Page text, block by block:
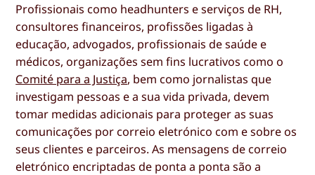
Profissionais como headhunters e serviços de RH,
consultores financeiros, profissões ligadas à
educação, advogados, profissionais de saúde e
médicos, organizações sem fins lucrativos como o
Comité para a Justiça, bem como jornalistas que
investigam pessoas e a sua vida privada, devem
tomar medidas adicionais para proteger as suas
comunicações por correio eletrónico com e sobre os
seus clientes e parceiros. As mensagens de correio
eletrónico encriptadas de ponta a ponta são a